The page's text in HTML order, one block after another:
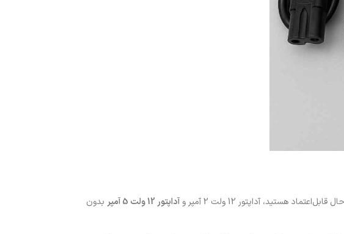
هستید، آداپتور 12 ولت 2 آمپر و آداپتور 12 ولت 5 آمپر
بدون